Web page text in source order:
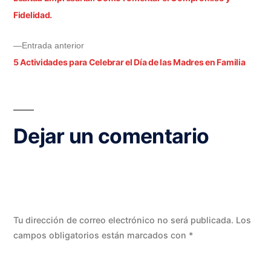
Entrada anterior
5 Actividades para Celebrar el Día de las Madres en Familia
Fidelidad.
Dejar un comentario
Tu dirección de correo electrónico no será publicada. Los
campos obligatorios están marcados con *